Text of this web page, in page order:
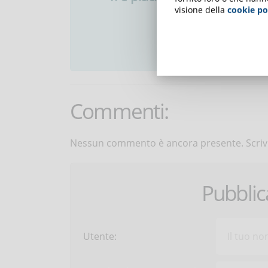
Commenti:
Nessun commento è ancora presente.
Utente:
visione della cookie